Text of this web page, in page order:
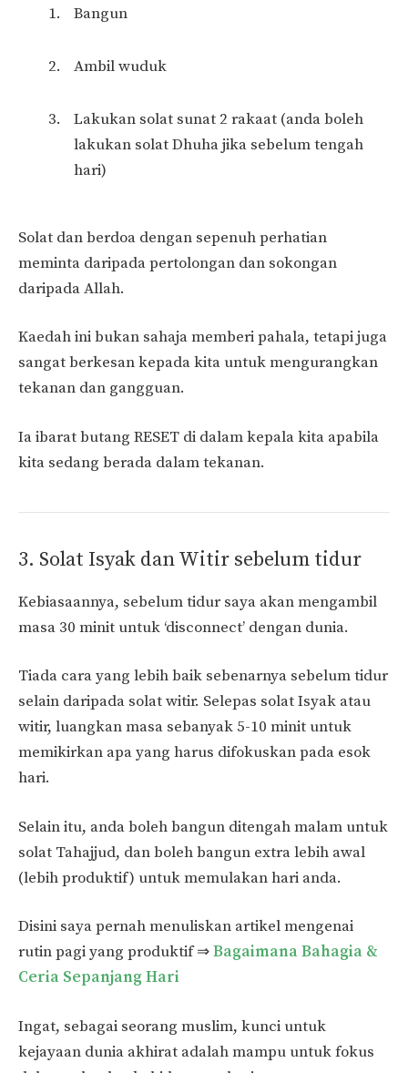
Bangun
Ambil wuduk
Lakukan solat sunat 2 rakaat (anda boleh
lakukan solat Dhuha jika sebelum tengah
hari)
Solat dan berdoa dengan sepenuh perhatian
meminta daripada pertolongan dan sokongan
daripada Allah.
Kaedah ini bukan sahaja memberi pahala, tetapi juga
sangat berkesan kepada kita untuk mengurangkan
tekanan dan gangguan.
Ia ibarat butang RESET di dalam kepala kita apabila
kita sedang berada dalam tekanan.
3. Solat Isyak dan Witir sebelum tidur
Kebiasaannya, sebelum tidur saya akan mengambil
masa 30 minit untuk ‘disconnect’ dengan dunia.
Tiada cara yang lebih baik sebenarnya sebelum tidur
selain daripada solat witir. Selepas solat Isyak atau
witir, luangkan masa sebanyak 5-10 minit untuk
memikirkan apa yang harus difokuskan pada esok
hari.
Selain itu, anda boleh bangun ditengah malam untuk
solat Tahajjud, dan boleh bangun extra lebih awal
(lebih produktif) untuk memulakan hari anda.
Disini saya pernah menuliskan artikel mengenai
rutin pagi yang produktif ⇒BagaimanaBahagia &
Ceria Sepanjang Hari
Ingat, sebagai seorang muslim, kunci untuk
kejayaan dunia akhirat adalah mampu untuk fokus